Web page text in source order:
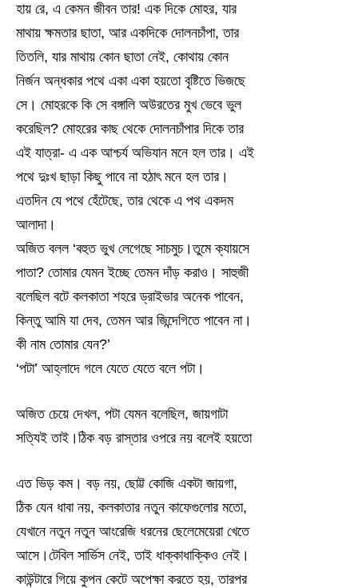
হায় রে, এ কেমন জীবন তার! এক দিকে মোহর, যার
মাথায় ক্ষমতার ছাতা, আর একদিকে দোলনচাঁপা, তার
তিতলি, যার মাথায় কোন ছাতা নেই, কোথায় কোন
নির্জন অন্ধকার পথে একা একা হয়তো বৃষ্টিতে ভিজছে
সে। মোহরকে কি সে বঙ্গালি অউরতের মুখ ভেবে ভুল
করেছিল? মোহরের কাছ থেকে দোলনচাঁপার দিকে তার
এই যাত্রা- এ এক আশ্চর্য অভিযান মনে হল তার। এই
পথে দুঃখ ছাড়া কিছু পাবে না হঠাৎ মনে হল তার।
এতদিন যে পথে হেঁটেছে, তার থেকে এ পথ একদম
আলাদা।
অজিত বলল ‘বহুত ভুখ লেগেছে সাচমুচ।তুমে ক্যায়সে
পাতা? তোমার যেমন ইচ্ছে তেমন দাঁড় করাও। সাহুজী
বলেছিল বটে কলকাতা শহরে ড্রাইভার অনেক পাবেন,
কিন্তু আমি যা দেব, তেমন আর জিন্দেগিতে পাবেন না।
কী নাম তোমার যেন?’
‘পটা’ আহ্লাদে গলে যেতে যেতে বলে পটা।
অজিত চেয়ে দেখল, পটা যেমন বলেছিল, জায়গাটা
সত্যিই তাই।ঠিক বড় রাস্তার ওপরে নয় বলেই হয়তো
এত ভিড় কম। বড় নয়, ছোট্ট কোজি একটা জায়গা,
ঠিক যেন ধাবা নয়, কলকাতার নতুন কাফেগুলোর মতো,
যেখানে নতুন নতুন আংরেজি ধরনের ছেলেমেয়েরা খেতে
আসে।টেবিল সার্ভিস নেই, তাই ধাক্কাধাক্কিও নেই।
কাউন্টারে গিয়ে কুপন কেটে অপেক্ষা করতে হয়, তারপর